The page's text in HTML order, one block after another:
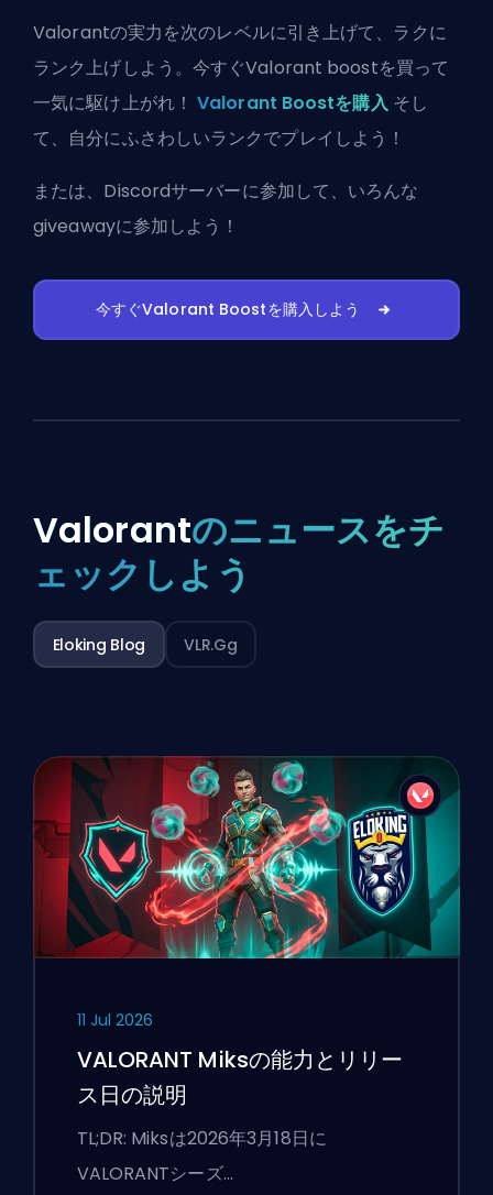
Valorantの実力を次のレベルに引き上げて、ラクに
ランク上げしよう。今すぐValorant boostを買って
一気に駆け上がれ！ Valorant Boostを購入そし
て、自分にふさわしいランクでプレイしよう！
または、 Discordサーバーに参加して、いろんな
giveawayに参加しよう！
今すぐValorant Boostを購入しよう
Valorantのニュースをチ
ェックしよう
Eloking Blog VLR.gg
11 Jul 2026
VALORANT Miksの能力とリリー
ス日の説明
TL;DR: Miksは2026年3月18日に
VALORANTシーズ…